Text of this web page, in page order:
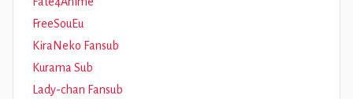
FreeSouEu
KiraNeko Fansub
Kurama Sub
Lady-chan Fansub